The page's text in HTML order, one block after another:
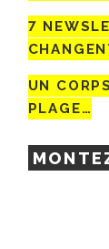
7
UN
PLAGE…